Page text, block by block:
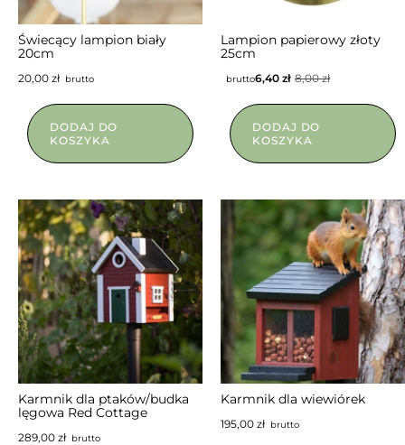
Świecący lampion biały
20cm
20,00 złbrutto
DODAJ DO
KOSZYKA
Lampion papierowy złoty
25cm
8,00zł
6,40 zł
brutto
DODAJ DO
KOSZYKA
NIEDOSTĘPNY
Karmnik dla ptaków/budka
lęgowa Red Cottage
289,00 złbrutto
Karmnik dla wiewiórek
195,00 złbrutto